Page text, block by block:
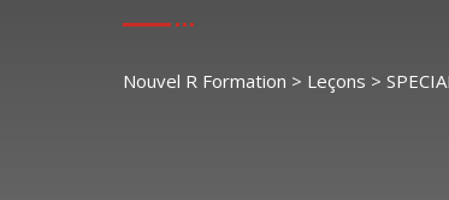
Nouvel R Formation > Leçons >